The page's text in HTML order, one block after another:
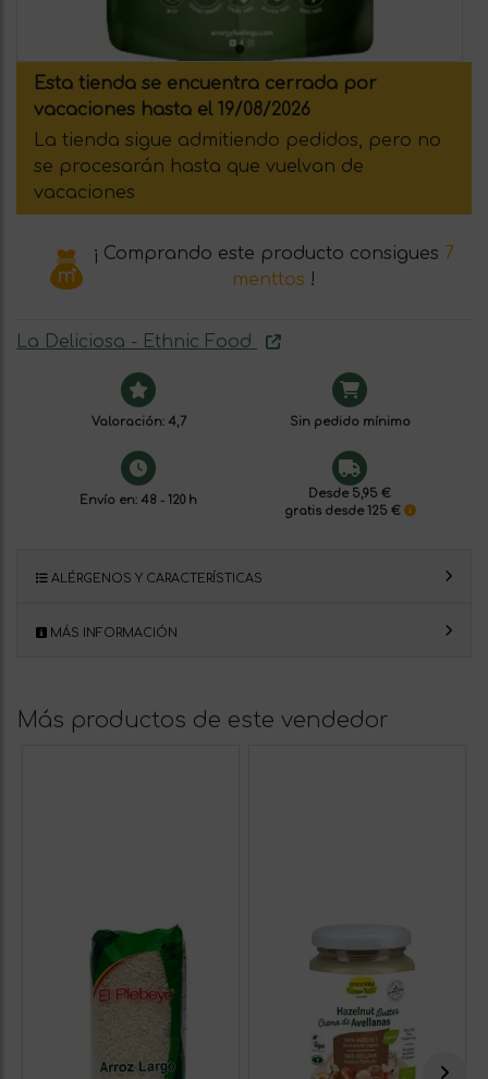
Esta tienda se encuentra cerrada por
vacaciones hasta el 19/08/2026
La tienda sigue admitiendo pedidos, pero no
se procesarán hasta que vuelvan de
vacaciones
¡ Comprando este producto consigues 7
menttos !
La Deliciosa - Ethnic Food
Valoración: 4,7 Sin pedido mínimo
Envío en: 48 - 120 h
Desde 5,95 €
gratis desde 125 €
ALÉRGENOS Y CARACTERÍSTICAS
MÁS INFORMACIÓN
Más productos de este vendedor